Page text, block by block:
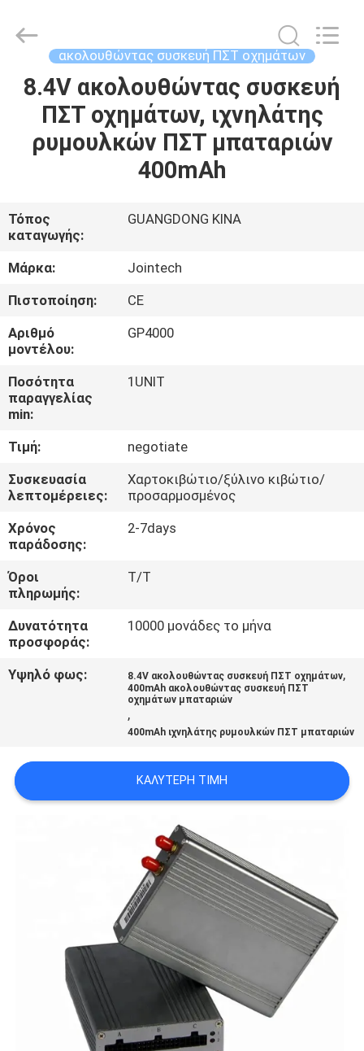
ΣΠΊΤΙ
ΠΡΟΪΌΝΤΑ
VR
ΠΕΡΊΠΟΥ
ΕΜΕΊΣ
ΓΎΡΟΣ
ΕΡΓΟΣΤΑΣΊΩΝ
ΈΛΕΓΧΟΣ
ΜΑΣ
ΕΛΆΤΕ
ΣΕ
ΕΠΑΦΉ
ΜΕ
ΖΗΤΉΣΤΕ
ΑΠΌΣΠΑΣΜΑ
SITEMAP
Reserved.
ακολουθώντας συσκευή ΠΣΤ οχημάτων
8.4V ακολουθώντας συσκευή
ΠΣΤ οχημάτων, ιχνηλάτης
ρυμουλκών ΠΣΤ μπαταριών
400mAh
Τόπος
καταγωγής:
GUANGDONG ΚΙΝΑ
Μάρκα:
Jointech
Πιστοποίηση:
CE
Αριθμό
μοντέλου:
GP4000
Ποσότητα
παραγγελίας
min:
1UNIT
Τιμή:
negotiate
Συσκευασία
λεπτομέρειες:
Χαρτοκιβώτιο/ξύλινο κιβώτιο/
προσαρμοσμένος
Χρόνος
παράδοσης:
2-7days
Όροι
πληρωμής:
T/T
Δυνατότητα
προσφοράς:
10000 μονάδες το μήνα
Υψηλό φως: 8.4V ακολουθώντας συσκευή ΠΣΤ οχημάτων,
400mAh ακολουθώντας συσκευή ΠΣΤ
οχημάτων μπαταριών
,
400mAh ιχνηλάτης ρυμουλκών ΠΣΤ μπαταριών
ΚΑΛΎΤΕΡΗ ΤΙΜΉ